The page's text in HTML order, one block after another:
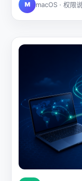
M macOS · 权限